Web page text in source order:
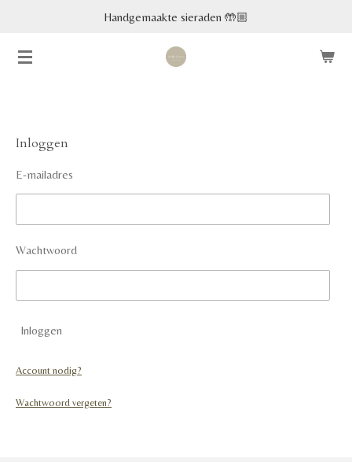
naar
Handgemaakte sieraden 🤲🏼
Inloggen
E-mailadres
Wachtwoord
Inloggen
Account nodig?
Wachtwoord vergeten?